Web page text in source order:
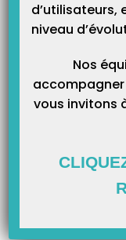
d’utilisateurs,
niveau
Nos
accompagner
vous invitons